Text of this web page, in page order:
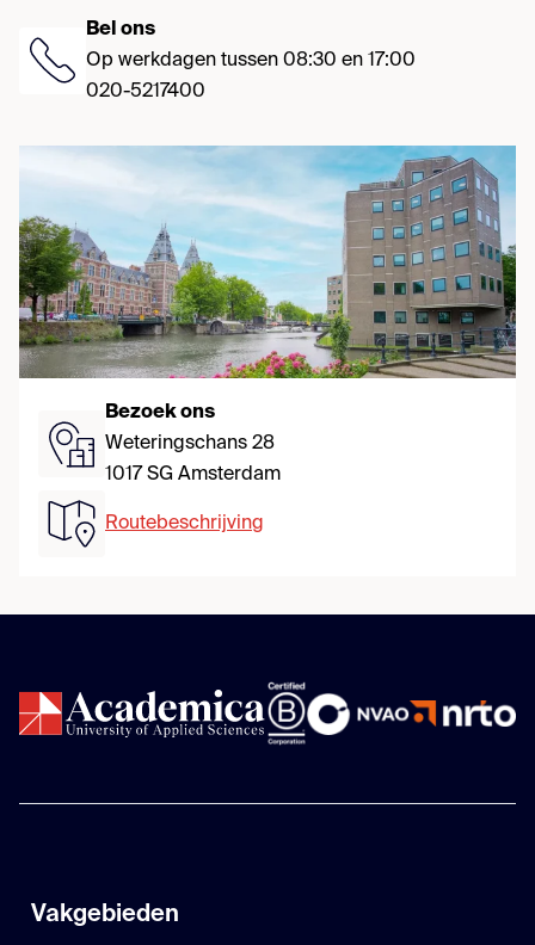
Bel ons
Op werkdagen tussen 08:30 en 17:00
020-5217400
Bezoek ons
Weteringschans 28
1017 SG Amsterdam
Routebeschrijving
Vakgebieden